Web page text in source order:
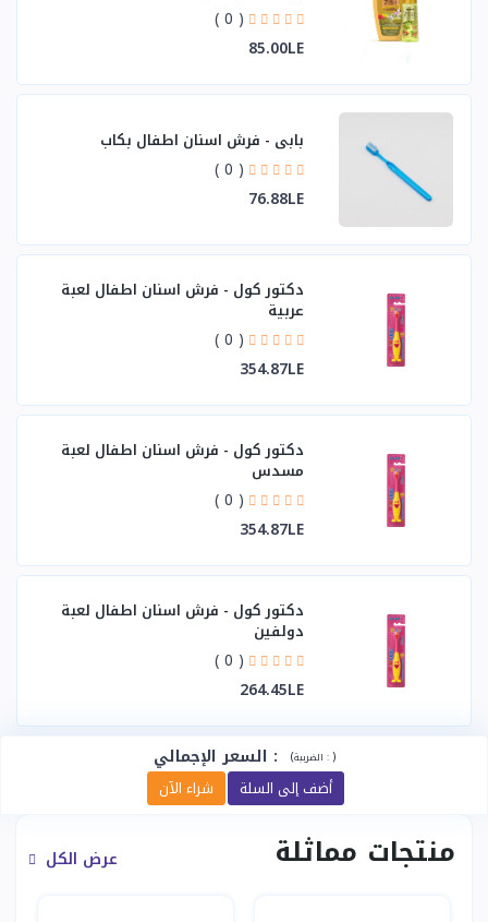
( 0 )
85.00LE
بابي - فرش اسنان اطفال بكاب
( 0 )
76.88LE
دكتور كول - فرش اسنان اطفال لعبة
عربية
( 0 )
354.87LE
دكتور كول - فرش اسنان اطفال لعبة
مسدس
( 0 )
354.87LE
دكتور كول - فرش اسنان اطفال لعبة
دولفين
( 0 )
264.45LE
السعر الإجمالي : ( الضريبة :)
شراء الآن أضف إلى السلة
منتجات مماثلة عرض الكل